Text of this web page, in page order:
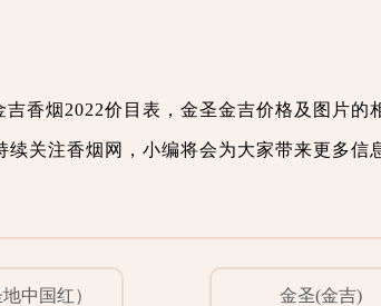
香烟2022价目表，金圣金吉价格及图片的
关注香烟网，小编将会为大家带来更多信
中国红） 金圣(金吉)